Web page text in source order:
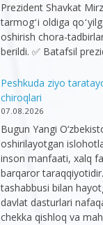
Prezident Shavkat
tarmogʻi oldiga
oshirish chora-
berildi. ✅ Batafsil
Peshkuda ziyo
chiroqlari
07.08.2026
Bugun Yangi
oshirilayotgan
inson manfaati, xalq
barqaror
tashabbusi bilan
davlat dasturlari
chekka qishloq va